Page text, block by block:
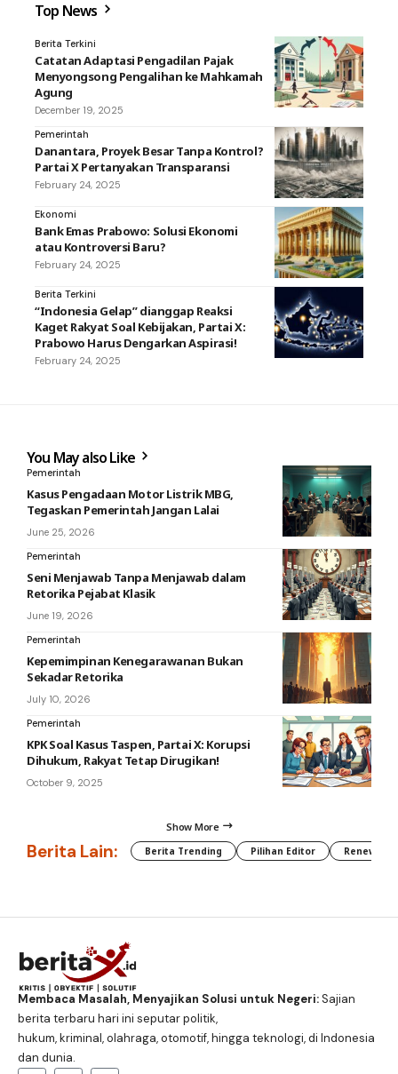
Top News
Berita Terkini
Catatan Adaptasi Pengadilan Pajak
Menyongsong Pengalihan ke Mahkamah
Agung
December 19, 2025
Pemerintah
Danantara, Proyek Besar Tanpa Kontrol?
Partai X Pertanyakan Transparansi
February 24, 2025
Ekonomi
Bank Emas Prabowo: Solusi Ekonomi
atau Kontroversi Baru?
February 24, 2025
Berita Terkini
“Indonesia Gelap” dianggap Reaksi
Kaget Rakyat Soal Kebijakan, Partai X:
Prabowo Harus Dengarkan Aspirasi!
February 24, 2025
You May also Like
Pemerintah
Kasus Pengadaan Motor Listrik MBG,
Tegaskan Pemerintah Jangan Lalai
June 25, 2026
Pemerintah
Seni Menjawab Tanpa Menjawab dalam
Retorika Pejabat Klasik
June 19, 2026
Pemerintah
Kepemimpinan Kenegarawanan Bukan
Sekadar Retorika
July 10, 2026
Pemerintah
KPK Soal Kasus Taspen, Partai X: Korupsi
Dihukum, Rakyat Tetap Dirugikan!
October 9, 2025
Show More
Berita Lain: Berita Trending Pilihan Editor
Membaca Masalah, Menyajikan Solusi untuk Negeri:Sajian
berita terbaru hari ini seputar politik,
hukum, kriminal, olahraga, otomotif, hingga teknologi, di Indonesia
dan dunia.